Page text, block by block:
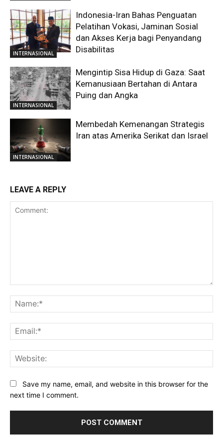
INTERNASIONAL
Indonesia-Iran Bahas Penguatan
Pelatihan Vokasi, Jaminan Sosial
dan Akses Kerja bagi Penyandang
Disabilitas
INTERNASIONAL
Mengintip Sisa Hidup di Gaza: Saat
Kemanusiaan Bertahan di Antara
Puing dan Angka
INTERNASIONAL
Membedah Kemenangan Strategis
Iran atas Amerika Serikat dan Israel
LEAVE A REPLY
Save my name, email, and website in this browser for the
next time I comment.